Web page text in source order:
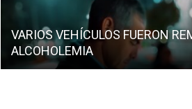
VARIOS VEHÍCULOS FUERON
ALCOHOLEMIA